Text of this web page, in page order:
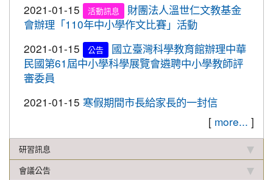
2019-12-16
賀!
本校學生參加2019年名人盃冬季校
園圍棋對抗賽成績優異
2019-12-12
重要
108年校內語文競賽 得獎名單(最
新版12.17)
2019-11-27
標賽成績優異
恭喜！本校直笛隊參加108學年度
2019-11-07
本校學生參加新竹市新豐盃羽球賽
成績優異
2021-01-15
活動訊息
財團法人溫世仁文教基金
會辦理「110年中小學作文比賽」活動
2021-01-15
公告
國立臺灣科學教育館辦理中華
民國第61屆中小學科學展覽會遴聘中小學教師評
審委員
2021-01-15 寒假期間市長給家長的一封信
[ more... ]
研習訊息
會議公告